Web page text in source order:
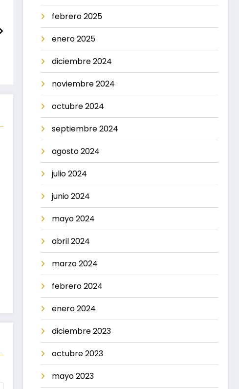
febrero 2025
enero 2025
diciembre 2024
noviembre 2024
octubre 2024
septiembre 2024
agosto 2024
julio 2024
junio 2024
mayo 2024
abril 2024
marzo 2024
febrero 2024
enero 2024
diciembre 2023
octubre 2023
mayo 2023